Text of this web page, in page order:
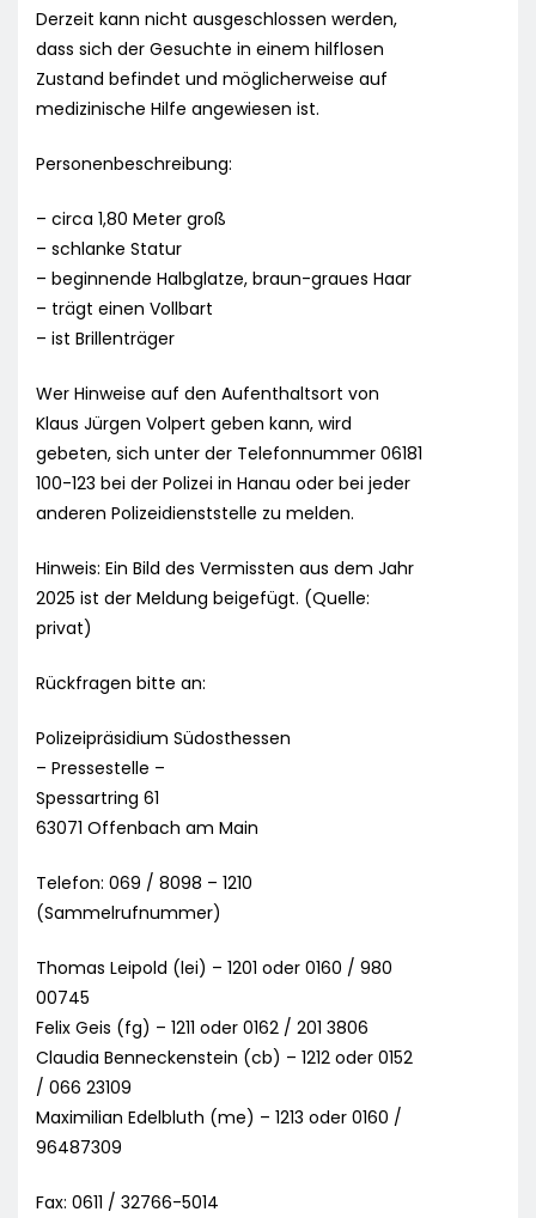
Derzeit kann nicht ausgeschlossen werden,
dass sich der Gesuchte in einem hilflosen
Zustand befindet und möglicherweise auf
medizinische Hilfe angewiesen ist.
Personenbeschreibung:
– circa 1,80 Meter groß
– schlanke Statur
– beginnende Halbglatze, braun-graues Haar
– trägt einen Vollbart
– ist Brillenträger
Wer Hinweise auf den Aufenthaltsort von
Klaus Jürgen Volpert geben kann, wird
gebeten, sich unter der Telefonnummer 06181
100-123 bei der Polizei in Hanau oder bei jeder
anderen Polizeidienststelle zu melden.
Hinweis: Ein Bild des Vermissten aus dem Jahr
2025 ist der Meldung beigefügt. (Quelle:
privat)
Rückfragen bitte an:
Polizeipräsidium Südosthessen
– Pressestelle –
Spessartring 61
63071 Offenbach am Main
Telefon: 069 / 8098 – 1210
(Sammelrufnummer)
Thomas Leipold (lei) – 1201 oder 0160 / 980
00745
Felix Geis (fg) – 1211 oder 0162 / 201 3806
Claudia Benneckenstein (cb) – 1212 oder 0152
/ 066 23109
Maximilian Edelbluth (me) – 1213 oder 0160 /
96487309
Fax: 0611 / 32766-5014